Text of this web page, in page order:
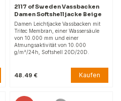
2117 of Sweden Vassbacken
Damen Softshelljacke Beige
Damen Leichtjacke Vassbacken mit
Tritec Membran, einer Wassersäule
von 10.000 mm und einer
Atmungsaktivität von 10.000
g/m²/24h, Softshell 20D/20D.
48.49 € Kaufen